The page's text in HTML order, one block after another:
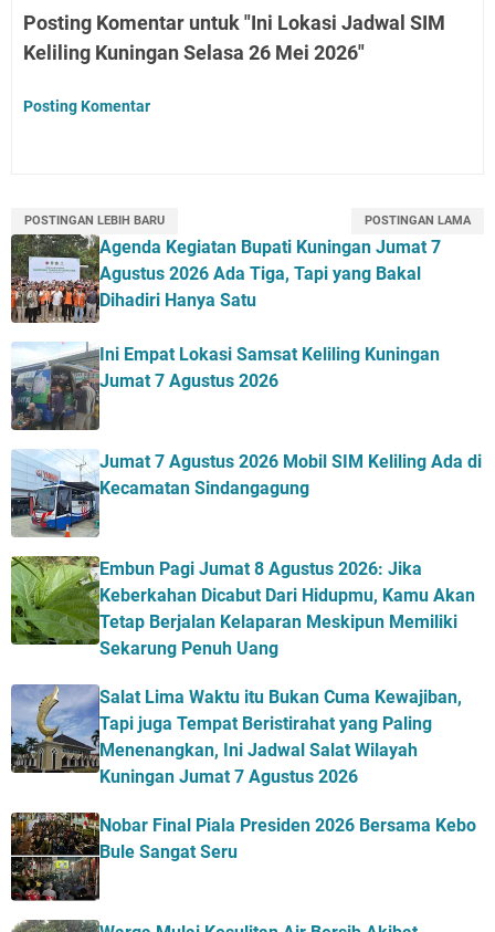
Posting Komentar untuk "Ini Lokasi Jadwal SIM
Keliling Kuningan Selasa 26 Mei 2026"
Posting Komentar
POSTINGAN LEBIH BARU POSTINGAN LAMA
Agenda Kegiatan Bupati Kuningan Jumat 7
Agustus 2026 Ada Tiga, Tapi yang Bakal
Dihadiri Hanya Satu
Ini Empat Lokasi Samsat Keliling Kuningan
Jumat 7 Agustus 2026
Jumat 7 Agustus 2026 Mobil SIM Keliling Ada di
Kecamatan Sindangagung
Embun Pagi Jumat 8 Agustus 2026: Jika
Keberkahan Dicabut Dari Hidupmu, Kamu Akan
Tetap Berjalan Kelaparan Meskipun Memiliki
Sekarung Penuh Uang
Salat Lima Waktu itu Bukan Cuma Kewajiban,
Tapi juga Tempat Beristirahat yang Paling
Menenangkan, Ini Jadwal Salat Wilayah
Kuningan Jumat 7 Agustus 2026
Nobar Final Piala Presiden 2026 Bersama Kebo
Bule Sangat Seru